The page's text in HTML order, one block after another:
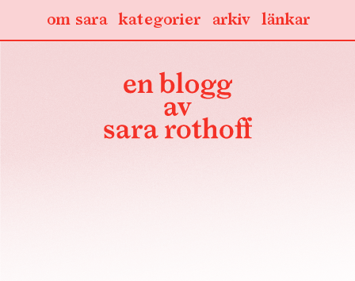
länkar
arkiv
kategorier
om sara